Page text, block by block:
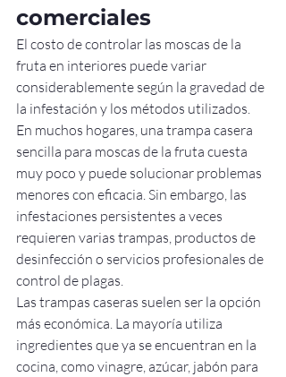
comerciales
El costo de controlar las moscas de la
fruta en interiores puede variar
considerablemente según la gravedad de
la infestación y los métodos utilizados.
En muchos hogares, una trampa casera
sencilla para moscas de la fruta cuesta
muy poco y puede solucionar problemas
menores con eficacia. Sin embargo, las
infestaciones persistentes a veces
requieren varias trampas, productos de
desinfección o servicios profesionales de
control de plagas.
Las trampas caseras suelen ser la opción
más económica. La mayoría utiliza
ingredientes que ya se encuentran en la
cocina, como vinagre, azúcar, jabón para